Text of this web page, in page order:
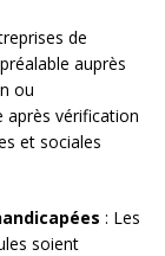
de
auprès
ou
après vérification
et sociales
: Les
soient